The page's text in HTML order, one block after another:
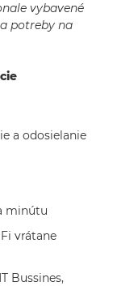
vybavené
potreby na
a odosielanie
minútu
vrátane
Bussines,